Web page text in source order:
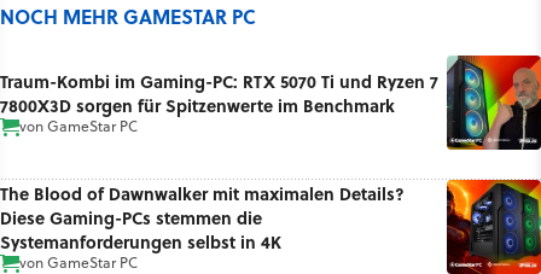
NOCH MEHR GAMESTAR PC
Traum-Kombi im Gaming-PC: RTX 5070 Ti und Ryzen 7
7800X3D sorgen für Spitzenwerte im Benchmark
vonGameStar PC
The Blood of Dawnwalker mit maximalen Details?
Diese Gaming-PCs stemmen die
Systemanforderungen selbst in 4K
vonGameStar PC